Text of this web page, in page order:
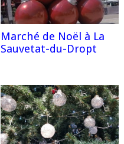
Marché de Noël à La
Sauvetat-du-Dropt